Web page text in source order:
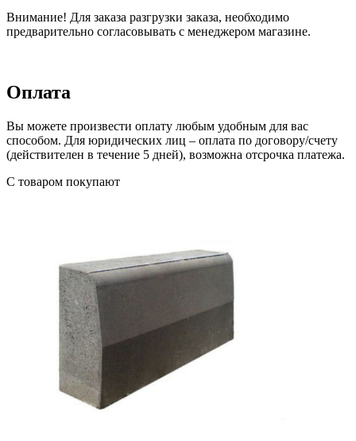
Внимание! Для заказа разгрузки заказа, необходимо
предварительно согласовывать с менеджером магазине.
Оплата
Вы можете произвести оплату любым удобным для вас
способом. Для юридических лиц – оплата по договору/счету
(действителен в течение 5 дней), возможна отсрочка платежа.
С товаром покупают